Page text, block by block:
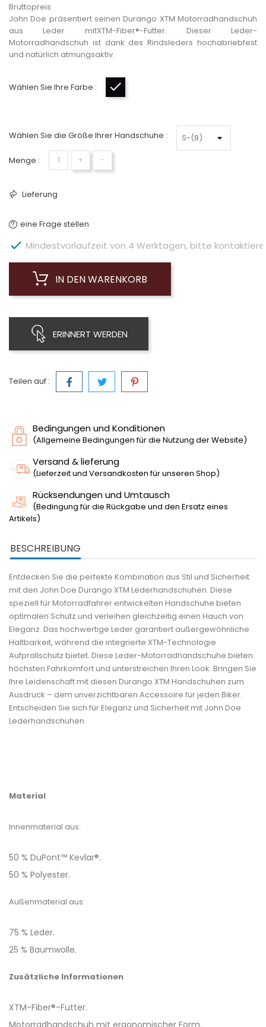
Bruttopreis
John Doe präsentiert seinenDurango XTM Motorradhandschuh
aus Leder mitXTM-Fiber®-Futter. Dieser Leder-
Motorradhandschuh ist dank des Rindsleders hochabriebfest
und natürlich atmungsaktiv.
Wählen Sie Ihre Farbe :
Wählen Sie die Größe Ihrer Handschuhe :
Menge : + −
Lieferung
eine Frage stellen
 Mindestvorlaufzeit von 4 Werktagen, bitte
IN DEN WARENKORB
ERINNERT WERDEN
Teilen auf :
Bedingungen und Konditionen
(Allgemeine Bedingungen für die Nutzung der Website)
Versand & lieferung
(Lieferzeit und Versandkosten für unseren Shop)
Rücksendungen und Umtausch
(Bedingung für die Rückgabe und den Ersatz eines
Artikels)
BESCHREIBUNG
Entdecken Sie die perfekte Kombination aus Stil und Sicherheit
mit den John Doe Durango XTM Lederhandschuhen. Diese
speziell für Motorradfahrer entwickelten Handschuhe bieten
optimalen Schutz und verleihen gleichzeitig einen Hauch von
Eleganz. Das hochwertige Leder garantiert außergewöhnliche
Haltbarkeit, während die integrierte XTM-Technologie
Aufprallschutz bietet. Diese Leder-Motorradhandschuhe bieten
höchsten Fahrkomfort und unterstreichen Ihren Look. Bringen Sie
Ihre Leidenschaft mit diesen Durango XTM Handschuhen zum
Ausdruck – dem unverzichtbaren Accessoire für jeden Biker.
Entscheiden Sie sich für Eleganz und Sicherheit mit John Doe
Lederhandschuhen.
Material
Innenmaterial aus:
50 % DuPont™ Kevlar®.
50 % Polyester.
Außenmaterial aus:
75 % Leder.
25 % Baumwolle.
Zusätzliche Informationen
XTM-Fiber®-Futter.
Motorradhandschuh mit ergonomischer Form.